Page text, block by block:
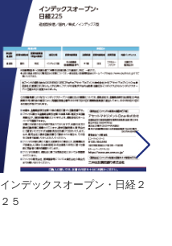
インデックスオープン・日経２
２５